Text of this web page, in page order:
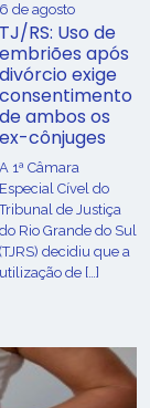
6 de agosto
TJ/RS: Uso de
embriões após
divórcio exige
consentimento
de ambos os
ex-cônjuges
A 1ª Câmara
Especial Cível do
de Justiça
do Rio Grande do Sul
(TJRS) decidiu que a
utilização de […]